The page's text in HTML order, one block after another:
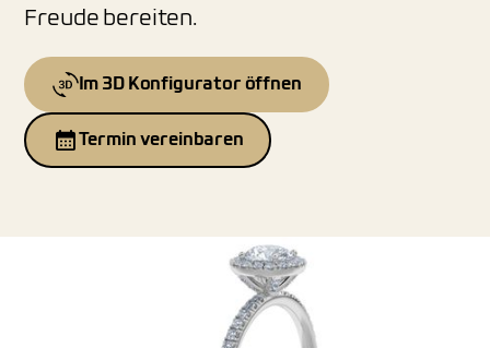
Freude bereiten.
Im 3D Konfigurator öffnen
Termin vereinbaren